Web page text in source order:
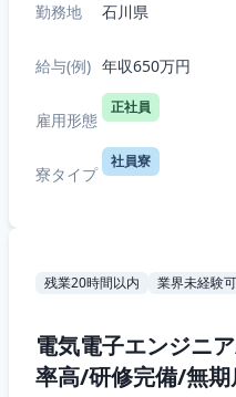
勤務地 石川県
給与(例) 年収650万円
雇用形態
正社員
寮タイプ
社員寮
残業20時間以内 業界未経験可
電気電子エンジニ
率高/研修完備/無期